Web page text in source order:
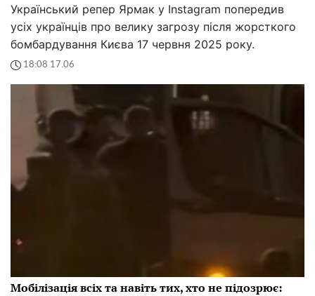
Український репер Ярмак у Instagram попередив
усіх українців про велику загрозу після жорсткого
бомбардування Києва 17 червня 2025 року.
18:08 17.06
Мобілізація всіх та навіть тих, хто не підозрює: